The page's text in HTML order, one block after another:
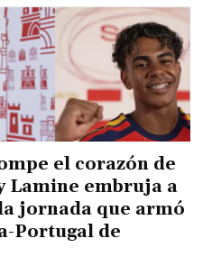
el corazón de
Lamine embruja a
jornada que armó
Portugal de